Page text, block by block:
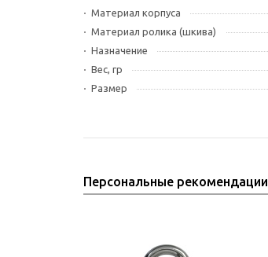
Материал корпуса
Материал ролика (шкива)
Назначение
Вес, гр
Размер
Персональные рекомендации